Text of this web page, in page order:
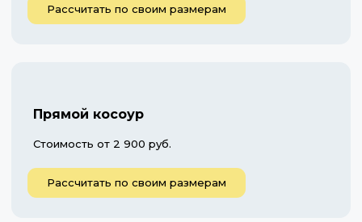
Рассчитать по своим размерам
Прямой косоур
Стоимость от 2 900 руб.
Рассчитать по своим размерам